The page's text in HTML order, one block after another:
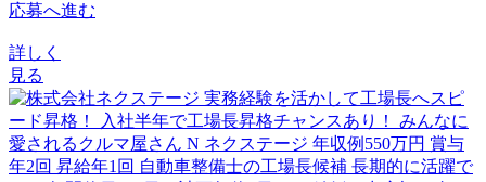
応募へ進む
詳しく
見る